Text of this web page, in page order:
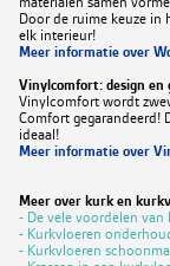
Door de ruime keuze in
elk interieur!
Meer informatie over
Vinylcomfort: design en
Vinylcomfort wordt
Comfort gegarandeerd!
ideaal!
Meer informatie over
Meer over kurk en
- De vele voordelen van
- Kurkvloeren
- Kurkvloeren